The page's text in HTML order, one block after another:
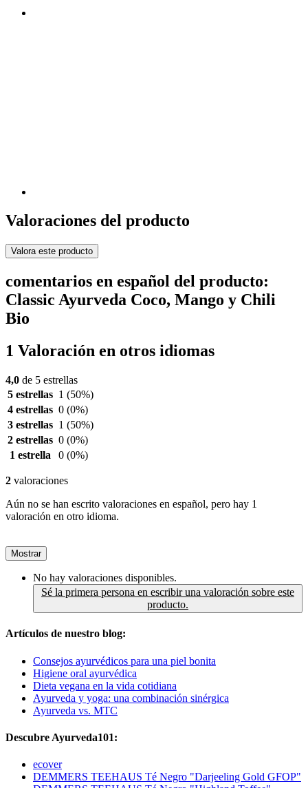
Valoraciones del producto
Valora este producto
comentarios en español del producto:
Classic Ayurveda Coco, Mango y Chili
Bio
1 Valoración en otros idiomas
4,0 de 5 estrellas
5 estrellas 1 (50%)
4 estrellas 0 (0%)
3 estrellas 1 (50%)
2 estrellas 0 (0%)
1 estrella
0 (0%)
2 valoraciones
Aún no se han escrito valoraciones en español, pero hay 1
valoración en otro idioma.
Mostrar
No hay valoraciones disponibles.
Sé la primera persona en escribir una valoración sobre este
producto.
Artículos de nuestro blog:
Consejos ayurvédicos para una piel bonita
Higiene oral ayurvédica
Dieta vegana en la vida cotidiana
Ayurveda y yoga: una combinación sinérgica
Ayurveda vs. MTC
Descubre Ayurveda101:
ecover
DEMMERS TEEHAUS Té Negro "Darjeeling Gold GFOP"